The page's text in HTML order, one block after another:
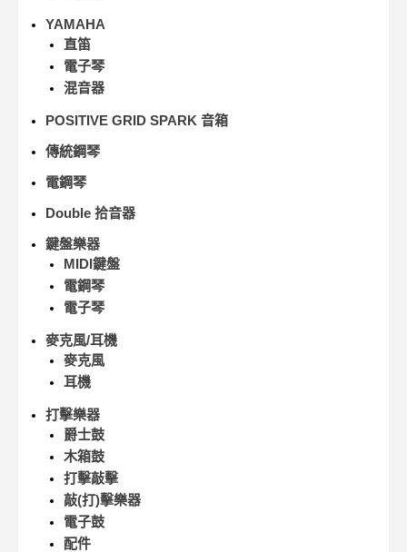
YAMAHA
直笛
電子琴
混音器
POSITIVE GRID SPARK 音箱
傳統鋼琴
電鋼琴
Double 拾音器
鍵盤樂器
MIDI鍵盤
電鋼琴
電子琴
麥克風/耳機
麥克風
耳機
打擊樂器
爵士鼓
木箱鼓
打擊敲擊
敲(打)擊樂器
電子鼓
配件